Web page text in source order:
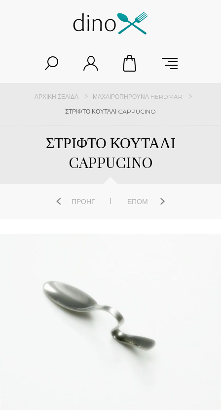
ΑΡΧΙΚΉ ΣΕΛΊΔΑ
ΜΑΧΑΙΡΟΠΉΡΟΥΝΑ HERDMAR
ΣΤΡΙΦΤΟ ΚΟΥΤΑΛΙ CAPPUCINO
ΣΤΡΙΦΤΟ ΚΟΥΤΑΛΙ
CAPPUCINO
ΠΡΟΗΓ ΕΠΌΜ